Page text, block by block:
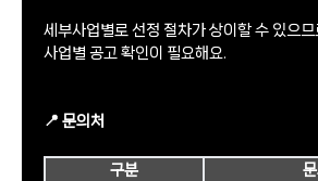
세부사업별로 선정 절차가 상이할 수 있으
사업별 공고 확인이 필요해요.
📍 문의처
구분